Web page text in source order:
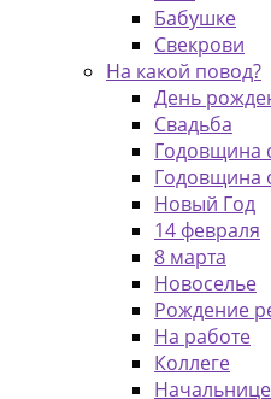
Бабушке
Свекрови
На какой повод?
День
Свадьба
Годовщина
Годовщина
Новый Год
14 февраля
8 марта
Новоселье
Рождение
На работе
Коллеге
Начальнице